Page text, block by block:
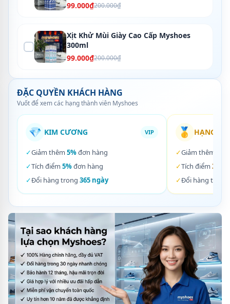
99.000₫200.000₫
Xịt Khử Mùi Giày Cao Cấp Myshoes
300ml
99.000₫200.000₫
ĐẶC QUYỀN KHÁCH HÀNG
Vuốt để xem các hạng thành viên Myshoes
💎 KIM CƯƠNG VIP
✓Giảm thêm 5%đơn hàng
✓Tích điểm 5%đơn hàng
✓Đổi hàng trong 365 ngày
🥇 HẠNG
✓Giảm thêm
✓Tích điểm 3%
✓Đổi hàng trong